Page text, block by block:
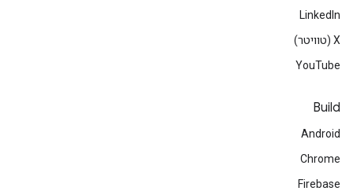
LinkedIn
‫X (טוויטר)
YouTube
Build
Android
Chrome
Firebase